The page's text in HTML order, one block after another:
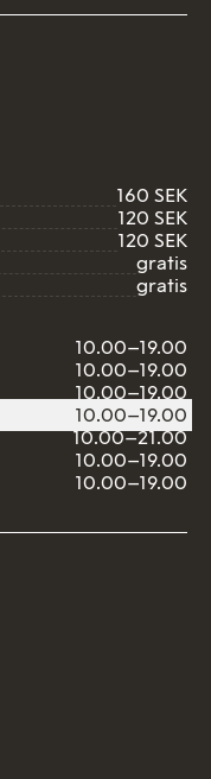
160 SEK
120 SEK
120 SEK
gratis
gratis
10.00–19.00
10.00–19.00
10.00–19.00
10.00–19.00
10.00–21.00
10.00–19.00
10.00–19.00